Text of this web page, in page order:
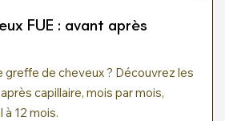
FUE : avant après
greffe de cheveux ? Découvrez les
capillaire, mois par mois,
à 12 mois.